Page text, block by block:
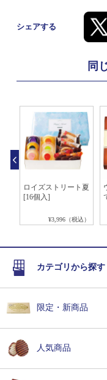
シェアする
同
ロイズストリート夏
[16個入]
¥3,996（税込）
カテゴリから探す
限定・新商品
人気商品